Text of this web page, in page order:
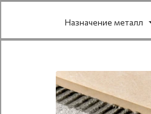
Назначение металл